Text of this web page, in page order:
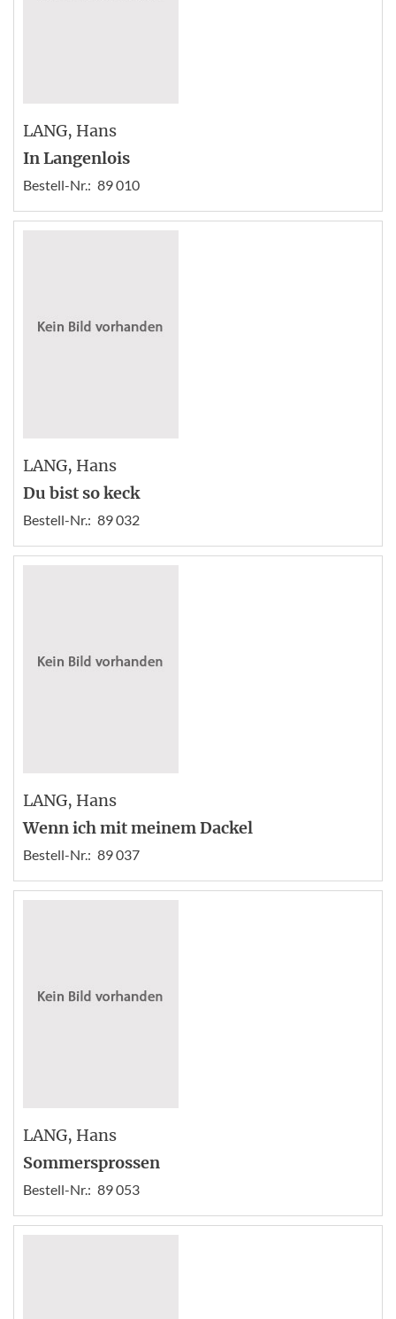
LANG, Hans
In Langenlois
Bestell-Nr.: 89 010
LANG, Hans
Du bist so keck
Bestell-Nr.: 89 032
LANG, Hans
Wenn ich mit meinem Dackel
Bestell-Nr.: 89 037
LANG, Hans
Sommersprossen
Bestell-Nr.: 89 053